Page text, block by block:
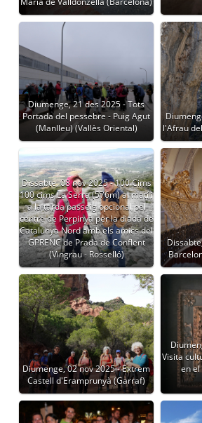
Diumenge, 21 des 2025 - Tots
Portada del pessebre - Puig Agut
(Manlleu) (Vallès Oriental)
l'Afrau
Dissabte, 08 nov 2025 - 100 Cims
100 cims La Serra (576m) al matí i
a la tarda passeig opcional pel
centre de Perpinyà per la diada de
Catalunya Nord amb els amics del
GPRENC de Prada de Conflent
(Vingrau - Rosselló)
Diumenge, 02 nov 2025 - Extrem
Castell d'Eramprunyà (Garraf)
Visita
en